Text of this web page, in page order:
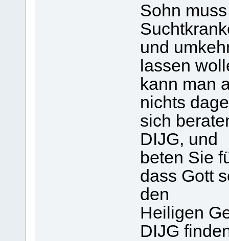
Sohn
und
lassen
kann man
nichts
sich
DIJG, und
beten Sie
dass Gott
den
Heiligen
DIJG